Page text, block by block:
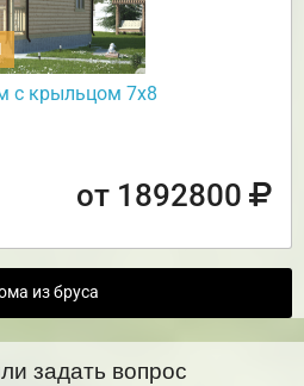
с крыльцом 7х8
от 1892800
из бруса
задать вопрос